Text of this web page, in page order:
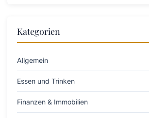
Kategorien
Allgemein
Essen und Trinken
Finanzen & Immobilien